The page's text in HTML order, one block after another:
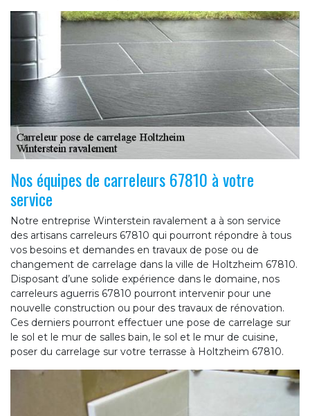
Nos équipes de carreleurs 67810 à votre
service
Notre entreprise Winterstein ravalement a à son service
des artisans carreleurs 67810 qui pourront répondre à tous
vos besoins et demandes en travaux de pose ou de
changement de carrelage dans la ville de Holtzheim 67810.
Disposant d’une solide expérience dans le domaine, nos
carreleurs aguerris 67810 pourront intervenir pour une
nouvelle construction ou pour des travaux de rénovation.
Ces derniers pourront effectuer une pose de carrelage sur
le sol et le mur de salles bain, le sol et le mur de cuisine,
poser du carrelage sur votre terrasse à Holtzheim 67810.